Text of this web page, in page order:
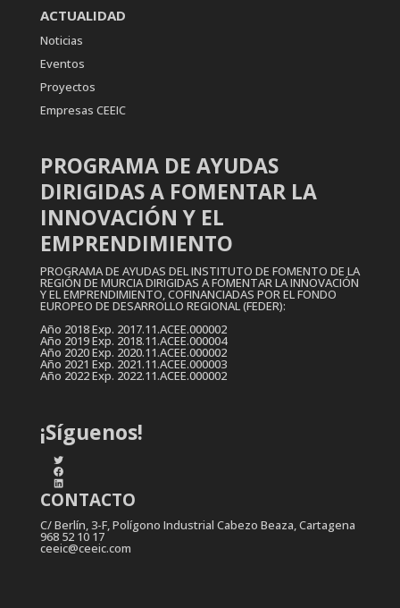
ACTUALIDAD
Noticias
Eventos
Proyectos
Empresas CEEIC
PROGRAMA DE AYUDAS
DIRIGIDAS A FOMENTAR LA
INNOVACIÓN Y EL
EMPRENDIMIENTO
PROGRAMA DE AYUDAS DEL INSTITUTO DE FOMENTO DE LA
REGIÓN DE MURCIA DIRIGIDAS A FOMENTAR LA INNOVACIÓN
Y EL EMPRENDIMIENTO, COFINANCIADAS POR EL FONDO
EUROPEO DE DESARROLLO REGIONAL (FEDER):
Año 2018 Exp. 2017.11.ACEE.000002
Año 2019 Exp. 2018.11.ACEE.000004
Año 2020 Exp. 2020.11.ACEE.000002
Año 2021 Exp. 2021.11.ACEE.000003
Año 2022 Exp. 2022.11.ACEE.000002
¡Síguenos!
Twitter
Facebook
LinkedIn
CONTACTO
C/ Berlín, 3-F, Polígono Industrial Cabezo Beaza, Cartagena
968 52 10 17
ceeic@ceeic.com